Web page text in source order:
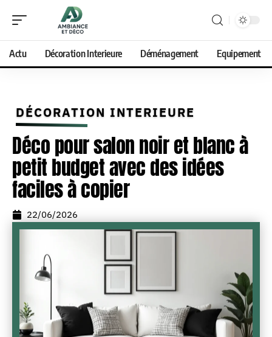
Actu Décoration Interieure Déménagement Equipement
DÉCORATION INTERIEURE
Déco pour salon noir et blanc à
petit budget avec des idées
faciles à copier
22/06/2026